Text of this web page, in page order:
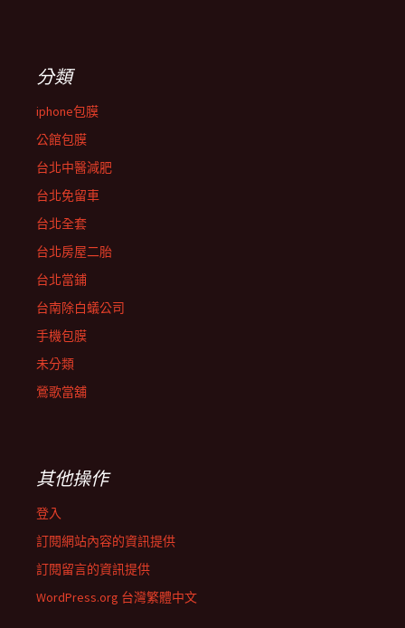
分類
iphone包膜
公館包膜
台北中醫減肥
台北免留車
台北全套
台北房屋二胎
台北當鋪
台南除白蟻公司
手機包膜
未分類
鶯歌當舖
其他操作
登入
訂閱網站內容的資訊提供
訂閱留言的資訊提供
WordPress.org 台灣繁體中文